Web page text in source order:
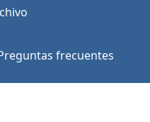
frecuentes